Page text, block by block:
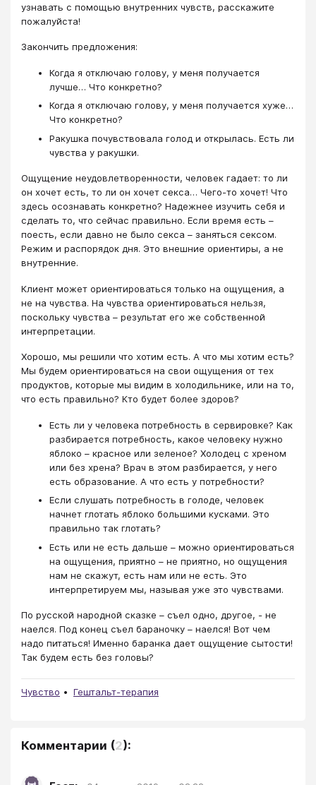
узнавать с помощью внутренних чувств, расскажите
пожалуйста!
Закончить предложения:
Когда я отключаю голову, у меня получается
лучше… Что конкретно?
Когда я отключаю голову, у меня получается хуже…
Что конкретно?
Ракушка почувствовала голод и открылась. Есть ли
чувства у ракушки.
Ощущение неудовлетворенности, человек гадает: то ли
он хочет есть, то ли он хочет секса… Чего-то хочет! Что
здесь осознавать конкретно? Надежнее изучить себя и
сделать то, что сейчас правильно. Если время есть –
поесть, если давно не было секса – заняться сексом.
Режим и распорядок дня. Это внешние ориентиры, а не
внутренние.
Клиент может ориентироваться только на ощущения, а
не на чувства. На чувства ориентироваться нельзя,
поскольку чувства – результат его же собственной
интерпретации.
Хорошо, мы решили что хотим есть. А что мы хотим есть?
Мы будем ориентироваться на свои ощущения от тех
продуктов, которые мы видим в холодильнике, или на то,
что есть правильно? Кто будет более здоров?
Есть ли у человека потребность в сервировке? Как
разбирается потребность, какое человеку нужно
яблоко – красное или зеленое? Холодец с хреном
или без хрена? Врач в этом разбирается, у него
есть образование. А что есть у потребности?
Если слушать потребность в голоде, человек
начнет глотать яблоко большими кусками. Это
правильно так глотать?
Есть или не есть дальше – можно ориентироваться
на ощущения, приятно – не приятно, но ощущения
нам не скажут, есть нам или не есть. Это
интерпретируем мы, называя уже это чувствами.
По русской народной сказке – съел одно, другое, - не
наелся. Под конец съел бараночку – наелся! Вот чем
надо питаться! Именно баранка дает ощущение сытости!
Так будем есть без головы?
Чувство Гештальт-терапия
Комментарии (2):